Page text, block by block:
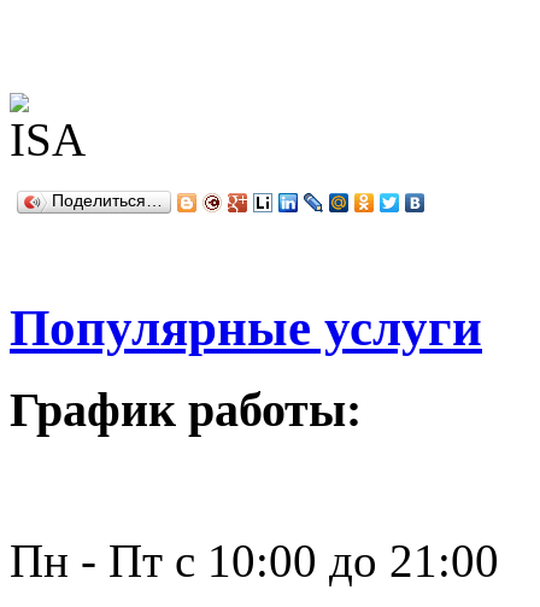
Поделиться…
Популярные услуги
График работы:
Пн - Пт с 10:00 до 21:00